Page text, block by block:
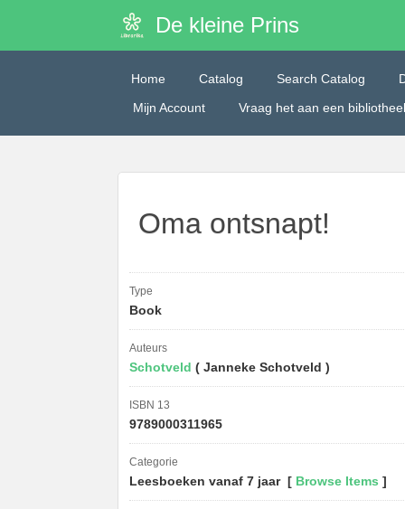
De kleine Prins
Home Catalog Search Catalog
Mijn Account
Vraag het aan een
Oma ontsnapt!
Type
Book
Auteurs
Schotveld ( Janneke Schotveld )
ISBN 13
9789000311965
Categorie
Leesboeken vanaf 7 jaar [ Browse Items ]